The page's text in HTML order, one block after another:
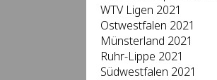
WTV Ligen 2021
Ostwestfalen 2021
Münsterland 2021
Ruhr-Lippe 2021
Südwestfalen 2021